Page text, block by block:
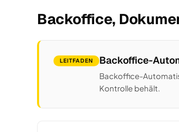
Backoffice,
LEITFADEN Backoffice-
Backoffice-
Kontrolle behält.